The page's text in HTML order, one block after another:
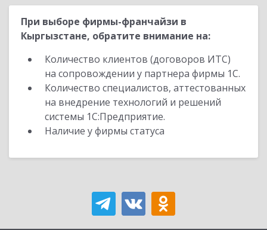
При выборе фирмы-франчайзи в
Кыргызстане, обратите внимание на:
Количество клиентов (договоров ИТС)
на сопровождении у партнера фирмы 1С.
Количество специалистов, аттестованных
на внедрение технологий и решений
системы 1С:Предприятие.
Наличие у фирмы статуса